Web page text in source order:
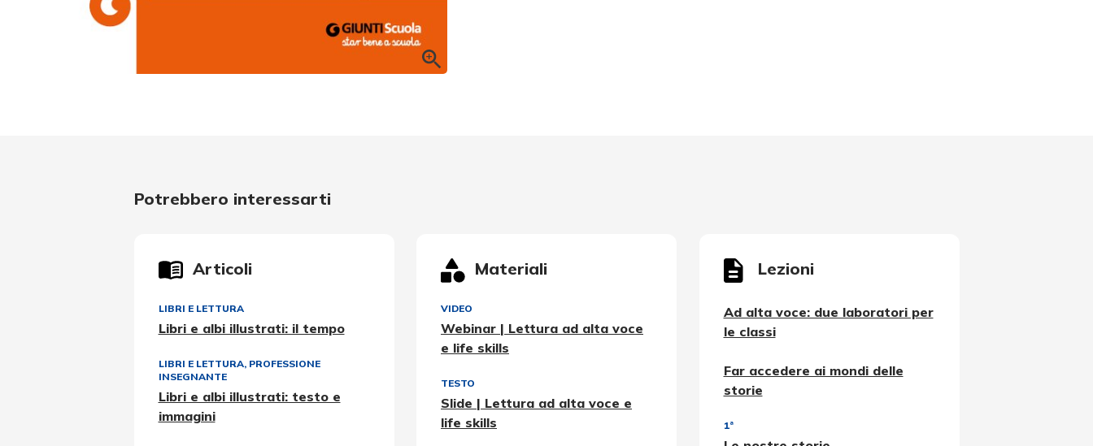
Potrebbero interessarti
Articoli
LIBRI E LETTURA
Libri e albi illustrati: il tempo
LIBRI E LETTURA, PROFESSIONE
INSEGNANTE
Libri e albi illustrati: testo e
immagini
Materiali
VIDEO
Webinar | Lettura ad alta voce
e life skills
TESTO
Slide | Lettura ad alta voce e
life skills
Lezioni
Ad alta voce: due laboratori per
le classi
Far accedere ai mondi delle
storie
1ª